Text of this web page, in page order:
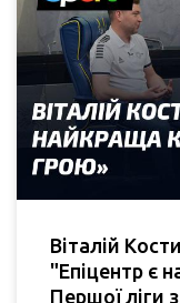
Віталій
"Епіцентр є
Першої ліги